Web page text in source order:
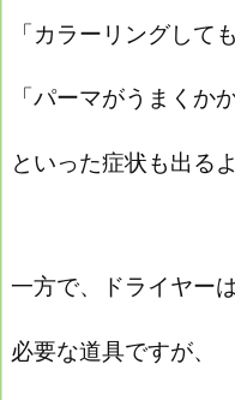
「カラーリングして
「パーマがうまく
といった症状も出る
一方で、ドライヤー
必要な道具ですが、